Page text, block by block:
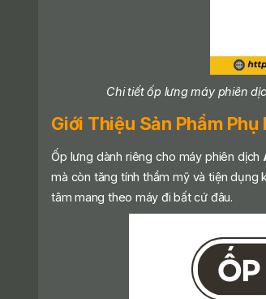
Chi tiết ốp lưng máy phiên
Giới Thiệu Sản Phẩm
Ốp lưng dành riêng cho máy phiên dịch
mà còn tăng tính thẩm mỹ và tiện dụng
tâm mang theo máy đi bất cứ đâu.